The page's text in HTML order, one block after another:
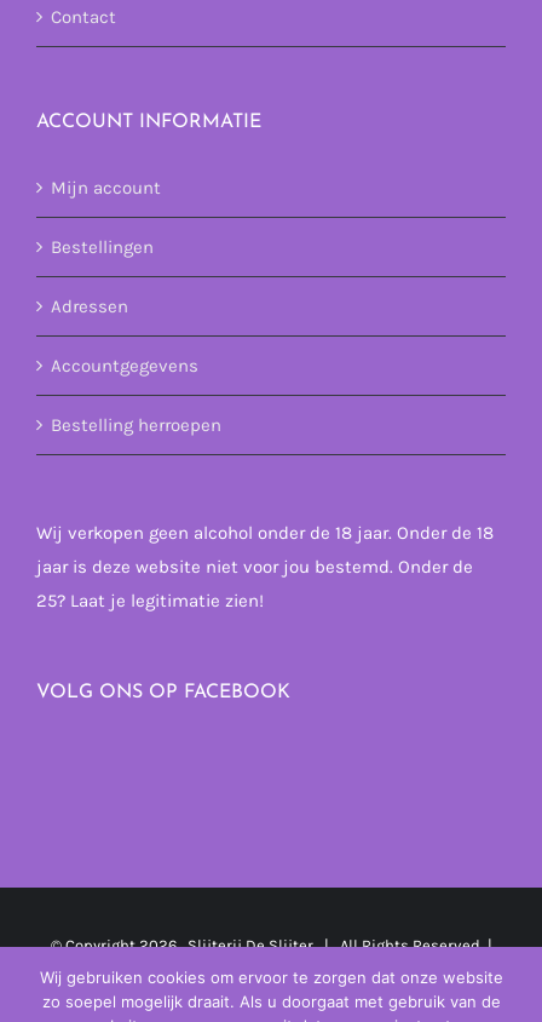
Contact
ACCOUNT INFORMATIE
Mijn account
Bestellingen
Adressen
Accountgegevens
Bestelling herroepen
Wij verkopen geen alcohol onder de 18 jaar. Onder de 18
jaar is deze website niet voor jou bestemd. Onder de
25? Laat je legitimatie zien!
VOLG ONS OP FACEBOOK
© Copyright2026 Slijterij De Slijter | All Rights Reserved |
Powered by MplusKASSA Woocommerce& WooCommerce
Kassasysteem
Wij gebruiken cookies om ervoor te zorgen dat onze website
zo soepel mogelijk draait. Als u doorgaat met gebruik van de